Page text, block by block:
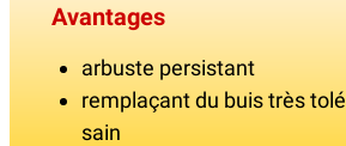
Avantages
arbuste persistant
remplaçant du buis très
sain